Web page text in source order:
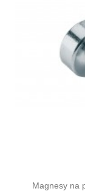
Magnesy na